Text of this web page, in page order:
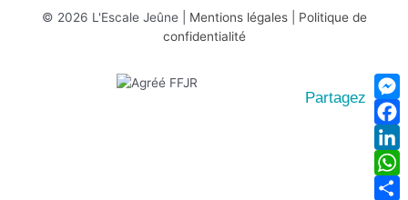
© 2026 L'Escale Jeûne | Mentions légales| Politique de
confidentialité
Partagez